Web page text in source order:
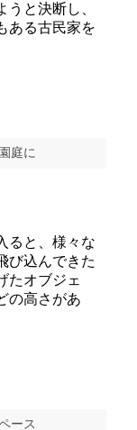
と決断し、
ある古民家を
庭に
ると、様々な
び込んできた
たオブジェ
の高さがあ
ース